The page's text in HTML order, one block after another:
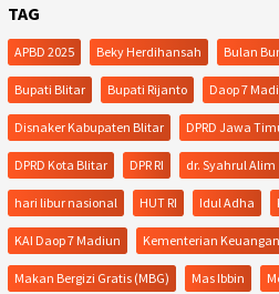
TAG
APBD 2025 Beky Herdihansah Bulan
Bupati Blitar Bupati Rijanto Daop 7
Disnaker Kabupaten Blitar DPRD Jawa
DPRD Kota Blitar DPR RI dr. Syahrul Alim
hari libur nasional HUT RI Idul Adha
KAI Daop 7 Madiun Kementerian Keuangan
Makan Bergizi Gratis (MBG) Mas Ibbin